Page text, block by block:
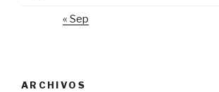
« Sep
ARCHIVOS